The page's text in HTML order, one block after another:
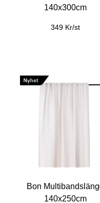
140x300cm
349 Kr/st
Bon
140x250cm